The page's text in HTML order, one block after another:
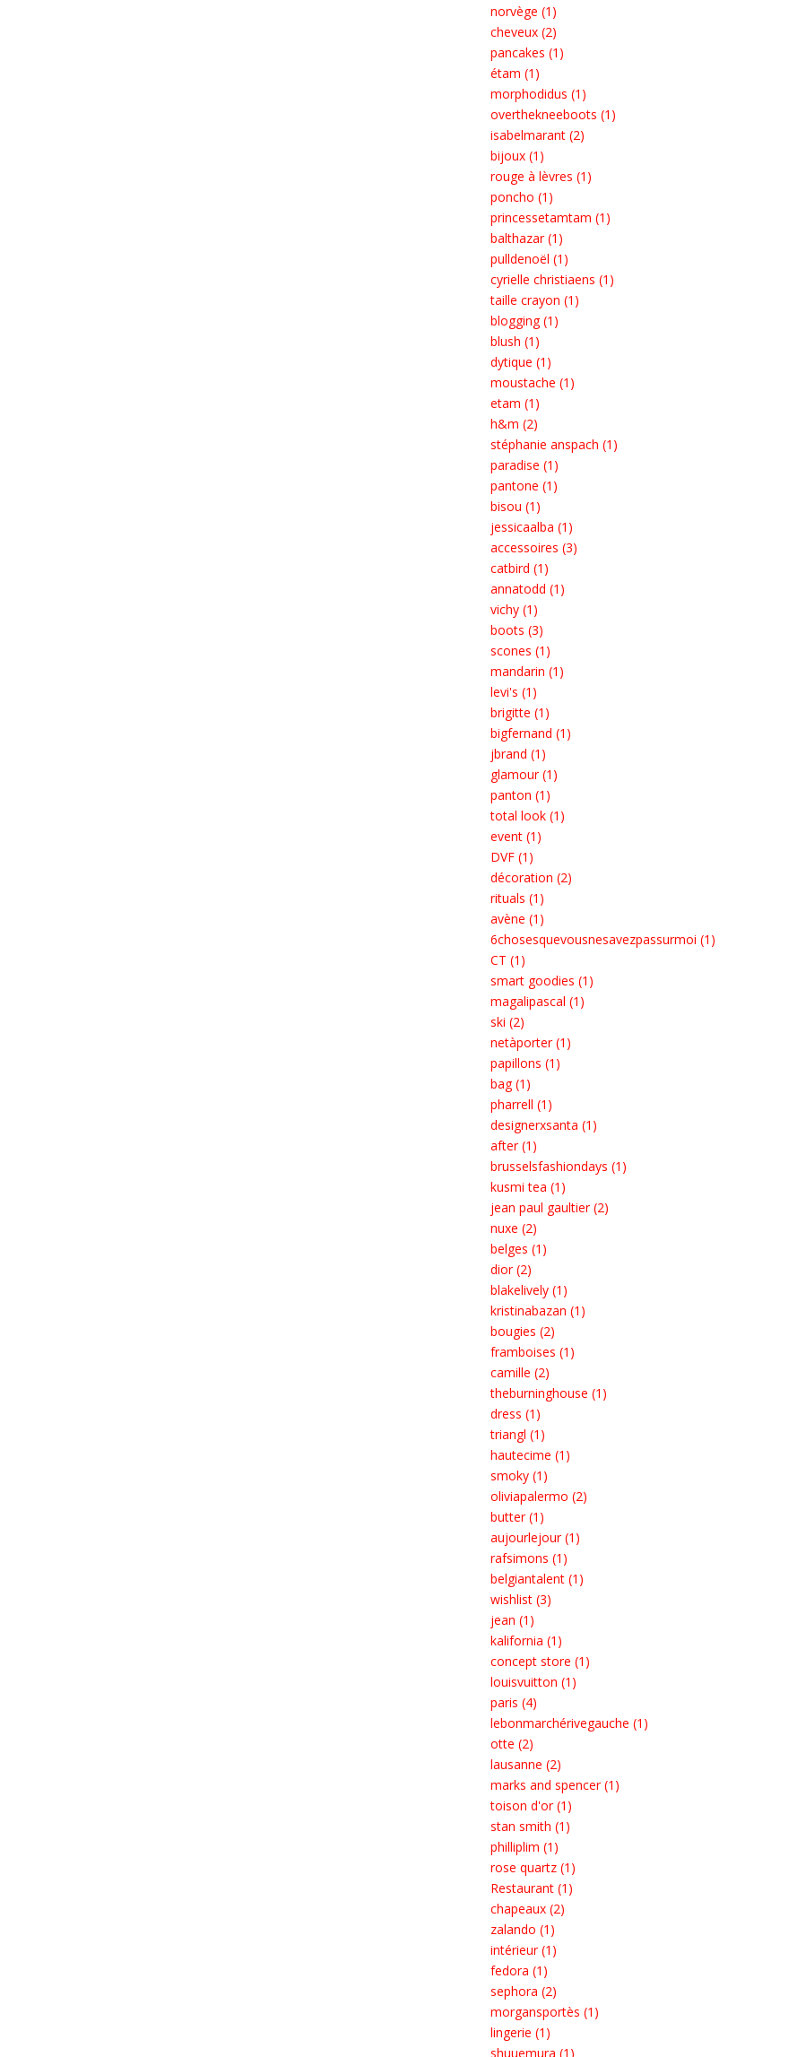
norvège (1)
cheveux (2)
pancakes (1)
étam (1)
morphodidus (1)
overthekneeboots (1)
isabelmarant (2)
bijoux (1)
rouge à lèvres (1)
poncho (1)
princessetamtam (1)
balthazar (1)
pulldenoël (1)
cyrielle christiaens (1)
taille crayon (1)
blogging (1)
blush (1)
dytique (1)
moustache (1)
etam (1)
h&m (2)
stéphanie anspach (1)
paradise (1)
pantone (1)
bisou (1)
jessicaalba (1)
accessoires (3)
catbird (1)
annatodd (1)
vichy (1)
boots (3)
scones (1)
mandarin (1)
levi's (1)
brigitte (1)
bigfernand (1)
jbrand (1)
glamour (1)
panton (1)
total look (1)
event (1)
DVF (1)
décoration (2)
rituals (1)
avène (1)
6chosesquevousnesavezpassurmoi (1)
CT (1)
smart goodies (1)
magalipascal (1)
ski (2)
netàporter (1)
papillons (1)
bag (1)
pharrell (1)
designerxsanta (1)
after (1)
brusselsfashiondays (1)
kusmi tea (1)
jean paul gaultier (2)
nuxe (2)
belges (1)
dior (2)
blakelively (1)
kristinabazan (1)
bougies (2)
framboises (1)
camille (2)
theburninghouse (1)
dress (1)
triangl (1)
hautecime (1)
smoky (1)
oliviapalermo (2)
butter (1)
aujourlejour (1)
rafsimons (1)
belgiantalent (1)
wishlist (3)
jean (1)
kalifornia (1)
concept store (1)
louisvuitton (1)
paris (4)
lebonmarchérivegauche (1)
otte (2)
lausanne (2)
marks and spencer (1)
toison d'or (1)
stan smith (1)
philliplim (1)
rose quartz (1)
Restaurant (1)
chapeaux (2)
zalando (1)
intérieur (1)
fedora (1)
sephora (2)
morgansportès (1)
lingerie (1)
shuuemura (1)